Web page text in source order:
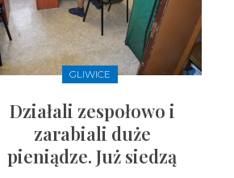
GLIWICE
Działali zespołowo i
zarabiali duże
pieniądze. Już siedzą